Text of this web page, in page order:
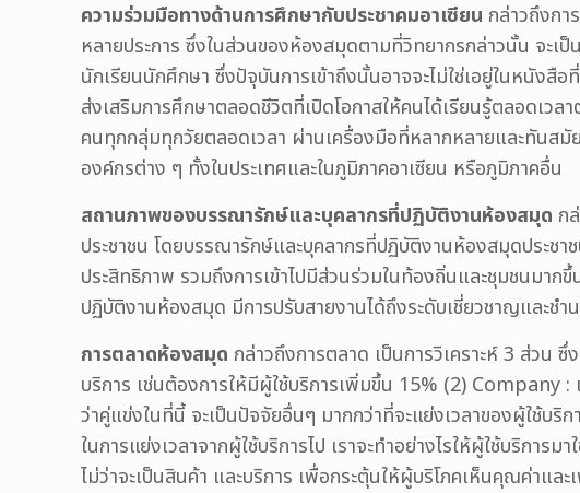
ความร่วมมือทางด้านการศึกษากับประชาคมอาเซียน กล่าวถึงกา
หลายประการ ซึ่งในส่วนของห้องสมุดตามที่วิทยากรกล่าวนั้น จะ
นักเรียนนักศึกษา ซึ่งปัจุบันการเข้าถึงนั้นอาจจะไม่ใช่เอยู่ในหนังสื
ส่งเสริมการศึกษาตลอดชีวิตที่เปิดโอกาสให้คนได้เรียนรู้ตลอดเว
คนทุกกลุ่มทุกวัยตลอดเวลา ผ่านเครื่องมือที่หลากหลายและทันสมั
องค์กรต่าง ๆ ทั้งในประเทศและในภูมิภาคอาเซียน หรือภูมิภาคอื่น
สถานภาพของบรรณารักษ์และบุคลากรที่ปฏิบัติงานห้องสมุด ก
ประชาชน โดยบรรณารักษ์และบุคลากรที่ปฏิบัติงานห้องสมุดประชา
ประสิทธิภาพ รวมถึงการเข้าไปมีส่วนร่วมในท้องถิ่นและชุมชนมา
ปฏิบัติงานห้องสมุด มีการปรับสายงานได้ถึงระดับเชี่ยวชาญและช
การตลาดห้องสมุด กล่าวถึงการตลาด เป็นการวิเคราะห์ 3 ส่วน
บริการ เช่นต้องการให้มีผู้ใช้บริการเพิ่มขึ้น 15% (2)
ว่าคู่แข่งในที่นี้ จะเป็นปัจจัยอื่นๆ มากกว่าที่จะแย่งเวลาของผู้ใช้บ
ในการแย่งเวลาจากผู้ใช้บริการไป เราจะทำอย่างไรให้ผู้ใช้บริก
ไม่ว่าจะเป็นสินค้า และบริการ เพื่อกระตุ้นให้ผู้บริโภคเห็นคุณค่าแล